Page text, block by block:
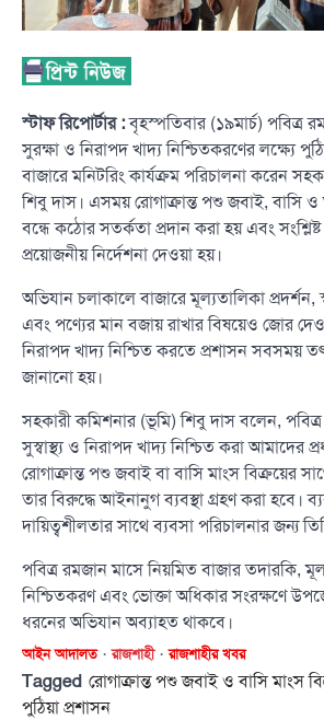
স্টাফ রিপোর্টার :বৃহস্পতিবার (১৯মার্চ) পবিত্র
সুরক্ষা ও নিরাপদ খাদ্য নিশ্চিতকরণের লক্ষ্যে
বাজারে মনিটরিং কার্যক্রম পরিচালনা করেন
শিবু দাস। এসময় রোগাক্রান্ত পশু জবাই, বাসি ও
বন্ধে কঠোর সতর্কতা প্রদান করা হয় এবং
প্রয়োজনীয় নির্দেশনা দেওয়া হয়।
অভিযান চলাকালে বাজারে মূল্যতালিকা প্রদর্শন,
এবং পণ্যের মান বজায় রাখার বিষয়েও জোর
নিরাপদ খাদ্য নিশ্চিত করতে প্রশাসন সবসময়
জানানো হয়।
সহকারী কমিশনার (ভূমি) শিবু দাস বলেন,
সুস্বাস্থ্য ও নিরাপদ খাদ্য নিশ্চিত করা আমাদের
রোগাক্রান্ত পশু জবাই বা বাসি মাংস বিক্রয়ের
তার বিরুদ্ধে আইনানুগ ব্যবস্থা গ্রহণ করা হবে।
দায়িত্বশীলতার সাথে ব্যবসা পরিচালনার জন্য
পবিত্র রমজান মাসে নিয়মিত বাজার তদারকি,
নিশ্চিতকরণ এবং ভোক্তা অধিকার সংরক্ষণে
ধরনের অভিযান অব্যাহত থাকবে।
আইন আদালত রাজশাহী রাজশাহীর খবর
Tagged রোগাক্রান্ত পশু জবাই ও বাসি মাংস
পুঠিয়া প্রশাসন